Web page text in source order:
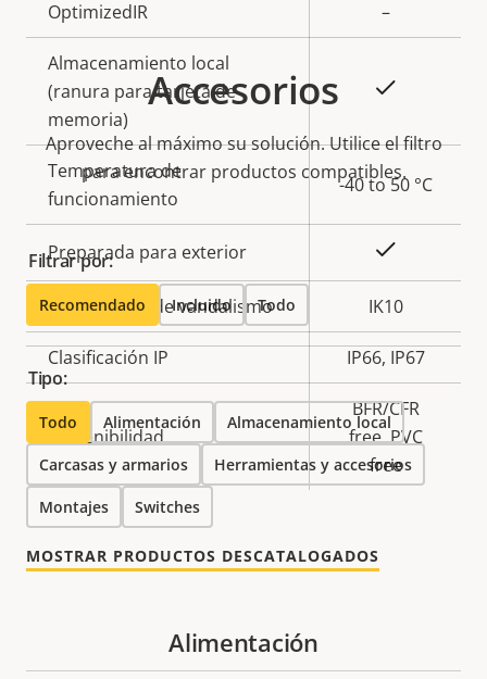
OptimizedIR –
Almacenamiento local
(ranura para tarjeta de
memoria)
Temperatura de
funcionamiento
-40 to 50 °C
Preparada para exterior
Clasificación de vandalismo IK10
Clasificación IP IP66, IP67
Sostenibilidad
BFR/CFR
free, PVC
free
Accesorios
Aproveche al máximo su solución. Utilice el filtro
para encontrar productos compatibles.
Filtrar por:
Recomendado Incluido Todo
Tipo:
Todo Alimentación Almacenamiento local
Carcasas y armarios Herramientas y accesorios
Montajes Switches
MOSTRAR PRODUCTOS DESCATALOGADOS
Alimentación